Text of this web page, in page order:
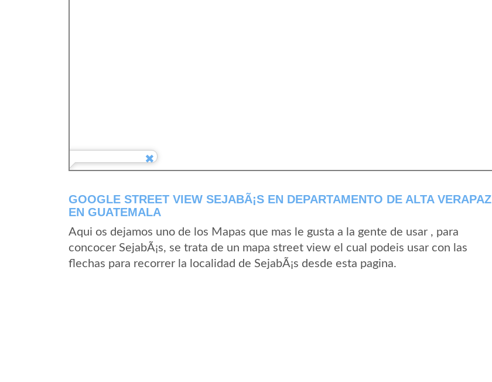
GOOGLE STREET VIEW SEJABÃ¡S EN DEPARTAMENTO DE ALTA VERAPAZ
EN GUATEMALA
Aqui os dejamos uno de los Mapas que mas le gusta a la gente de usar , para
concocer SejabÃ¡s, se trata de un mapa street view el cual podeis usar con las
flechas para recorrer la localidad de SejabÃ¡s desde esta pagina.